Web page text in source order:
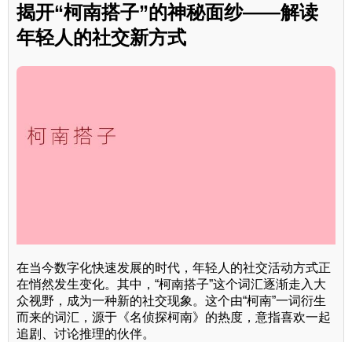
揭开“柯南搭子”的神秘面纱——解读
年轻人的社交新方式
在当今数字化快速发展的时代，年轻人的社交活动方式正
在悄然发生变化。其中，“柯南搭子”这个词汇逐渐走入大
众视野，成为一种新的社交现象。这个由“柯南”一词衍生
而来的词汇，源于《名侦探柯南》的热度，意指喜欢一起
追剧、讨论推理的伙伴。